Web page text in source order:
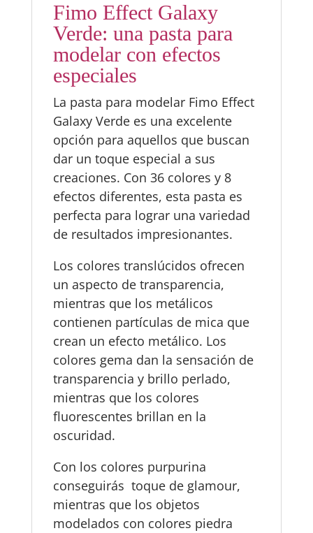
Fimo Effect Galaxy
Verde: una pasta para
modelar con efectos
especiales
La pasta para modelar Fimo Effect
Galaxy Verde es una excelente
opción para aquellos que buscan
dar un toque especial a sus
creaciones. Con 36 colores y 8
efectos diferentes, esta pasta es
perfecta para lograr una variedad
de resultados impresionantes.
Los colores translúcidos ofrecen
un aspecto de transparencia,
mientras que los metálicos
contienen partículas de mica que
crean un efecto metálico. Los
colores gema dan la sensación de
transparencia y brillo perlado,
mientras que los colores
fluorescentes brillan en la
oscuridad.
Con los colores purpurina
conseguirás toque de glamour,
mientras que los objetos
modelados con colores piedra